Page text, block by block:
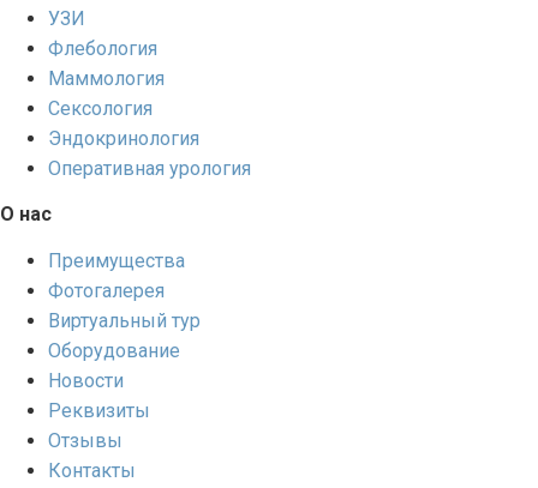
УЗИ
Флебология
Маммология
Сексология
Эндокринология
Оперативная урология
О нас
Преимущества
Фотогалерея
Виртуальный тур
Оборудование
Новости
Реквизиты
Отзывы
Контакты